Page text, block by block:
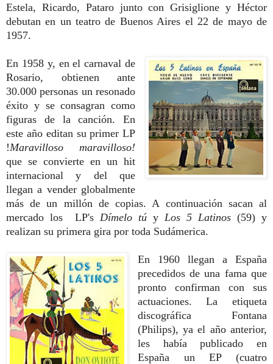
Estela, Ricardo, Pataro junto con Grisiglione y Héctor
debutan en un teatro de Buenos Aires el 22 de mayo de
1957.
En 1958 y, en el carnaval de
Rosario, obtienen ante
30.000 personas un resonado
éxito y se consagran como
figuras de la canción. En
este año editan su primer LP
!Maravilloso maravilloso!
que se convierte en un hit
internacional y del que
llegan a vender globalmente
más de un millón de copias. A continuación sacan al
mercado los LP's Dímelo tú y Los 5 Latinos (59) y
realizan su primera gira por toda Sudámerica.
En 1960 llegan a España
precedidos de una fama que
pronto confirman con sus
actuaciones. La etiqueta
discográfica Fontana
(Philips), ya el año anterior,
les había publicado en
España un EP (cuatro